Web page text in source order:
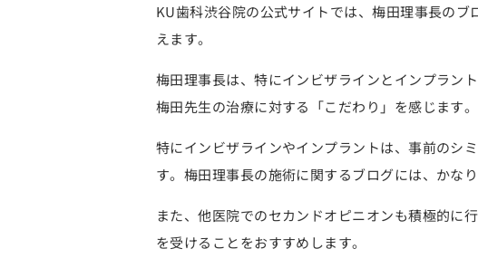
KU歯科渋谷院の公式サイトでは、梅田理事長の
えます。
梅田理事長は、特にインビザラインとインプラン
梅田先生の治療に対する「こだわり」を感じます。
特にインビザラインやインプラントは、事前のシ
す。梅田理事長の施術に関するブログには、かな
また、他医院でのセカンドオピニオンも積極的に
を受けることをおすすめします。